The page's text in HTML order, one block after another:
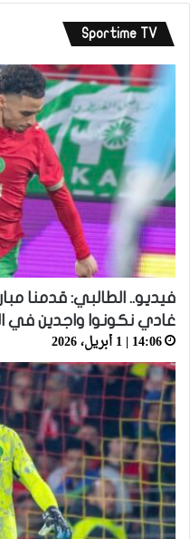
Sportime TV
فيديو.. الطالبي: قدمنا
غادي نكونوا واجدين في
14:06 | 1 أبريل، 2026